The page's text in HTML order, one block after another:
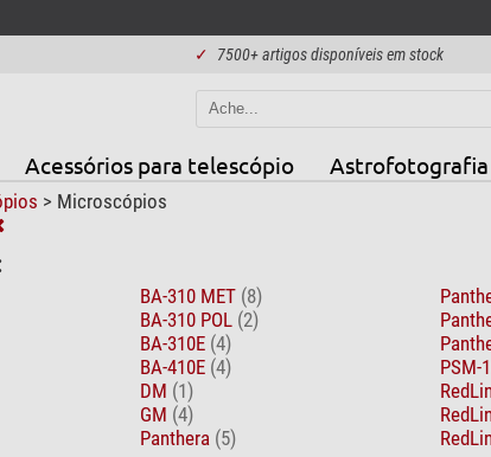
✓ 7500+ artigos disponíveis em stock
Acessórios para telescópio Astrofotografia
> Microscópios
BA-310 MET (8)
BA-310 POL (2)
BA-310E (4)
BA-410E (4)
DM (1)
GM (4)
Panthera (5)
PSM-